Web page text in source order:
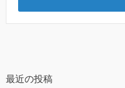
最近の投稿